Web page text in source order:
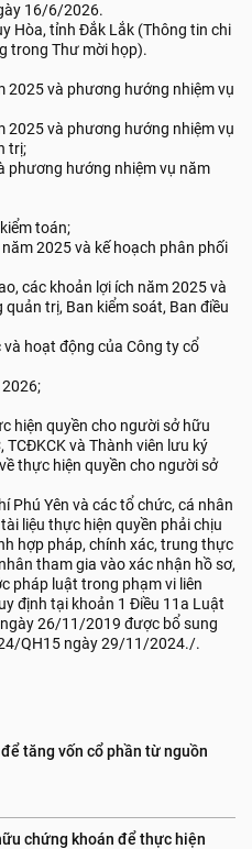
16/6/2026.
Hòa, tỉnh Đắk Lắk (Thông tin chi
trong Thư mời họp).
2025 và phương hướng nhiệm vụ
2025 và phương hướng nhiệm vụ
trị;
phương hướng nhiệm vụ năm
toán;
2025 và kế hoạch phân phối
các khoản lợi ích năm 2025 và
trị, Ban kiểm soát, Ban điều
hoạt động của Công ty cổ
hiện quyền cho người sở hữu
và Thành viên lưu ký
thực hiện quyền cho người sở
Phú Yên và các tổ chức, cá nhân
liệu thực hiện quyền phải chịu
hợp pháp, chính xác, trung thực
tham gia vào xác nhận hồ sơ,
pháp luật trong phạm vi liên
định tại khoản 1 Điều 11a Luật
26/11/2019 được bổ sung
QH15 ngày 29/11/2024./.
tăng vốn cổ phần từ nguồn
chứng khoán để thực hiện